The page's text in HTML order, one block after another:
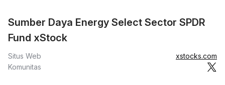
Sumber Daya Energy Select Sector SPDR
Fund xStock
Situs Web
xstocks.com
Komunitas